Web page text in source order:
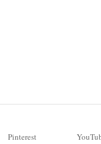
Pinterest